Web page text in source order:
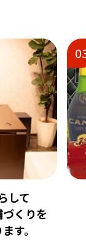
による
品目が
す。